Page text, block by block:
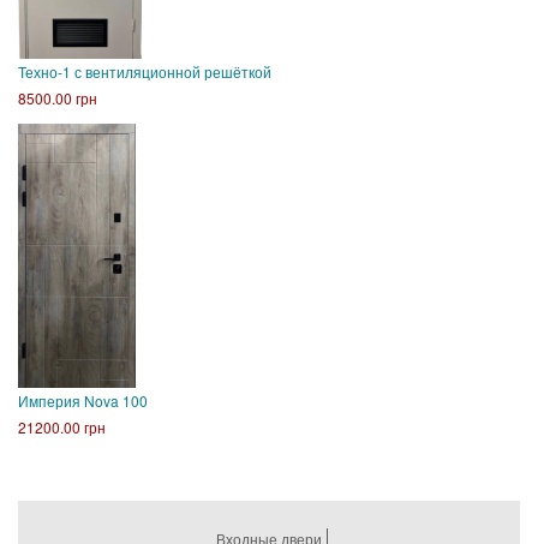
Техно-1 с вентиляционной решёткой
8500.00 грн
Империя Nova 100
21200.00 грн
Входные двери